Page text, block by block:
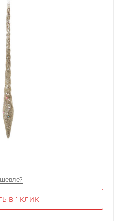
В 1 КЛИК